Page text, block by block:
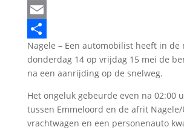
LinkedIn
Email
Delen
Nagele – Een automobilist heeft in de
donderdag 14 op vrijdag 15 mei de
na een aanrijding op de snelweg.
Het ongeluk gebeurde even na 02:00
tussen Emmeloord en de afrit Nagele/
vrachtwagen en een personenauto